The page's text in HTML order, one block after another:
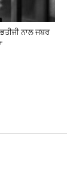
ਨਾਲ ਜਬਰ